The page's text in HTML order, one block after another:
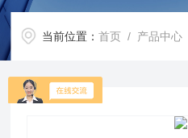
当前位置：首页 / 产品中心